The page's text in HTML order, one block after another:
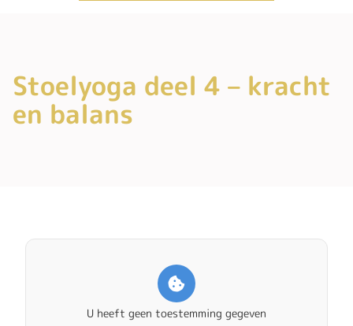
Stoelyoga deel 4 – kracht
en balans
U heeft geen toestemming gegeven